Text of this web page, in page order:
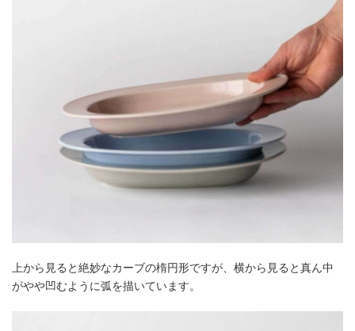
上から見ると絶妙なカーブの楕円形ですが、横から見ると真ん中
がやや凹むように弧を描いています。